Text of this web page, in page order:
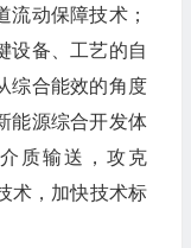
动保障技术；
设备、工艺的自
综合能效的角度
能源综合开发体
质输送，攻克
术，加快技术标